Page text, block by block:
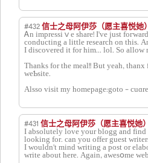
#432 信士之母阿伊莎（愿主喜悦她
Ꭺn impressiｖe share! І've just
conducting a little research on this.
I discovered it for him... lol. So аllow
Thanks for the meal!! But yeah,
weƄsite.
Alsso visit my homepage:goto -
#431 信士之母阿伊莎（愿主喜悦她
Ι absolutely love your blogg and
looking for. can you offer guest
I wouldn't mind writing a post or
write about here. Again, awesօme